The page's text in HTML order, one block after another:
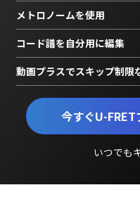
今すぐU-
いつでも
メトロノームを使用
コード譜を自分用に編集
動画プラスでスキップ制限